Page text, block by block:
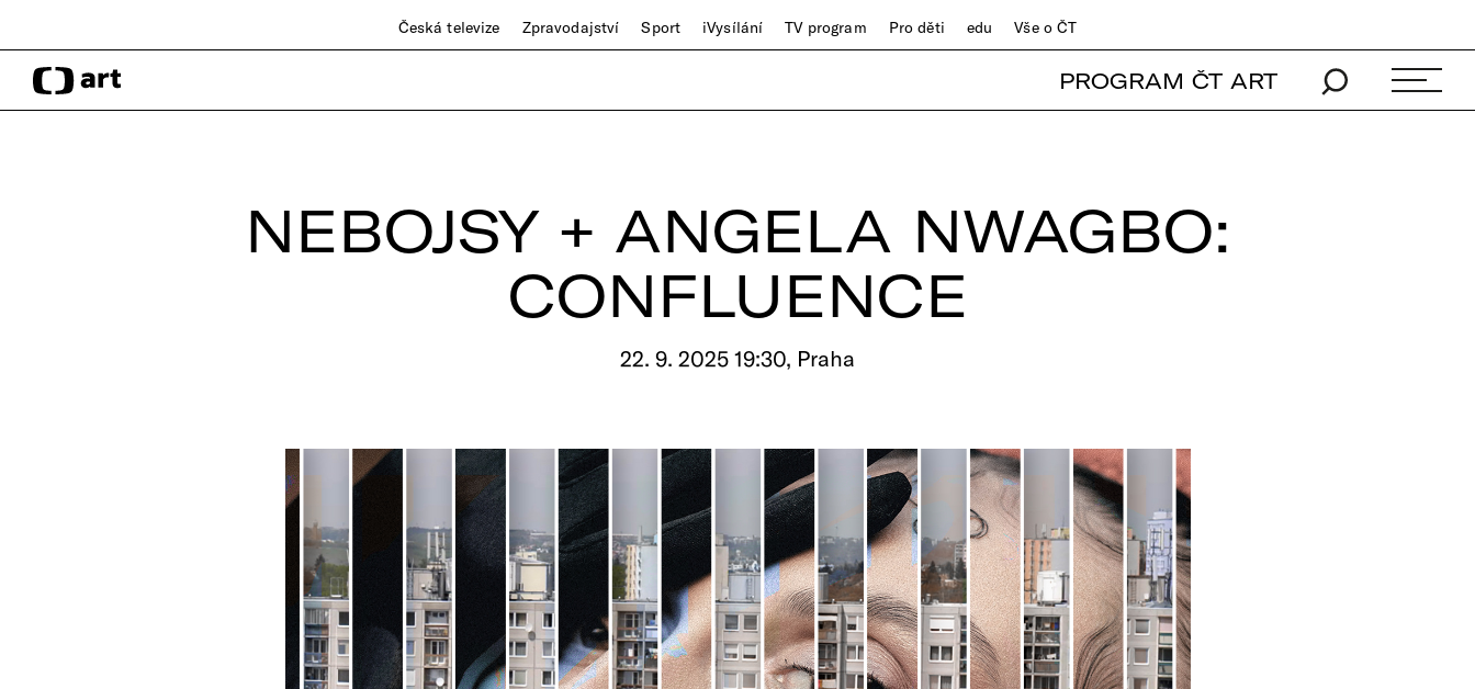
Česká televize Zpravodajství Sport iVysílání TV program Pro děti edu Vše o ČT
PROGRAM ČT ART
NEBOJSY + ANGELA NWAGBO:
CONFLUENCE
22. 9. 2025 19:30, Praha